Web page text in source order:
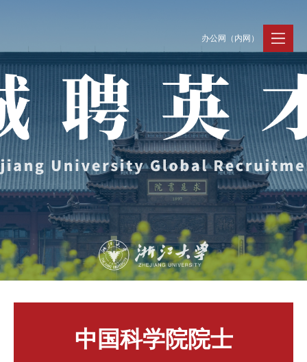
办公网（内网）
聚贤纳才
Jobs @ ZJU
招聘公告
加入我们
走进浙大
Discover ZJU
浙大简况
人才队伍
人才动态
News and Events
新闻速递
人才风采
事业发展
Careers @ ZJU
教师培训与荣誉
支持保障
Work and Life
住房资源
中国科学院院士